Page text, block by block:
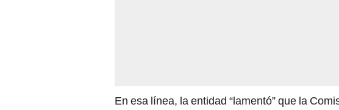
En esa línea, la entidad “lamentó” que la